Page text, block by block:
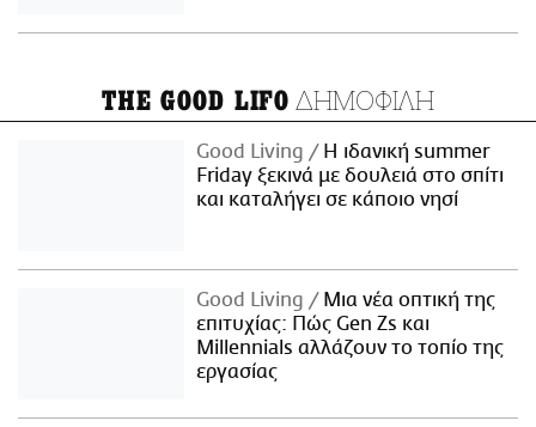
THE GOOD LIFO ΔΗΜΟΦΙΛΗ
Good Living
Η ιδανική summer
Friday ξεκινά με δουλειά στο σπίτι
και καταλήγει σε κάποιο νησί
Good Living
Μια νέα οπτική της
επιτυχίας: Πώς Gen Zs και
Millennials αλλάζουν το τοπίο της
εργασίας